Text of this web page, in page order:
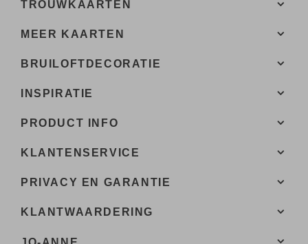
TROUWKAARTEN
MEER KAARTEN
BRUILOFTDECORATIE
INSPIRATIE
PRODUCT INFO
KLANTENSERVICE
PRIVACY EN GARANTIE
KLANTWAARDERING